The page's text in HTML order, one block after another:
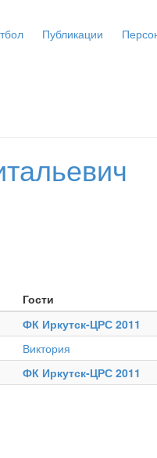
Публикации
Гости
ФК Иркутск-ЦРС 2011
Виктория
ФК Иркутск-ЦРС 2011